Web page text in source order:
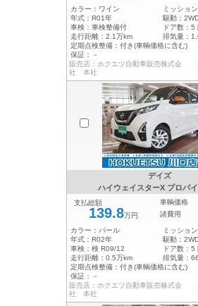
カラー： ワイン ミッション
年式： R01年 駆動：
車検： 車検整備付 ドア数： 5
走行距離： 2.1万km 排気量：
定期点検整備： 付き(車輌価格に含む)
保証：
－
販売店：ホクエツ自動車販売株式会
社 本社
デイズ
ハイウェイスターX プロパ
支払総額
139.8万円
車輌価格
諸費用
カラー： パール ミッション
年式： R02年 駆動：
車検： 検 R09/12 ドア数： 5
走行距離： 0.5万km 排気量：
定期点検整備： 付き(車輌価格に含む)
保証：
－
販売店：ホクエツ自動車販売株式会
社 本社